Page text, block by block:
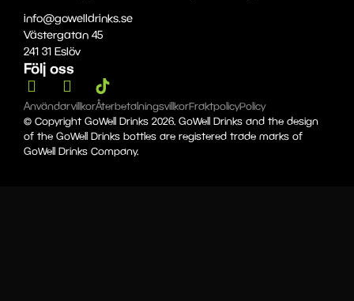
info@gowelldrinks.se
Västergatan 45
241 31 Eslöv
Följ oss
AnvändarvillkorÅterbetalningsvillkorFraktpolicyPolicy
© Copyright GoWell Drinks 2026. GoWell Drinks and the design
of the GoWell Drinks bottles are registered trade marks of
GoWell Drinks Company.